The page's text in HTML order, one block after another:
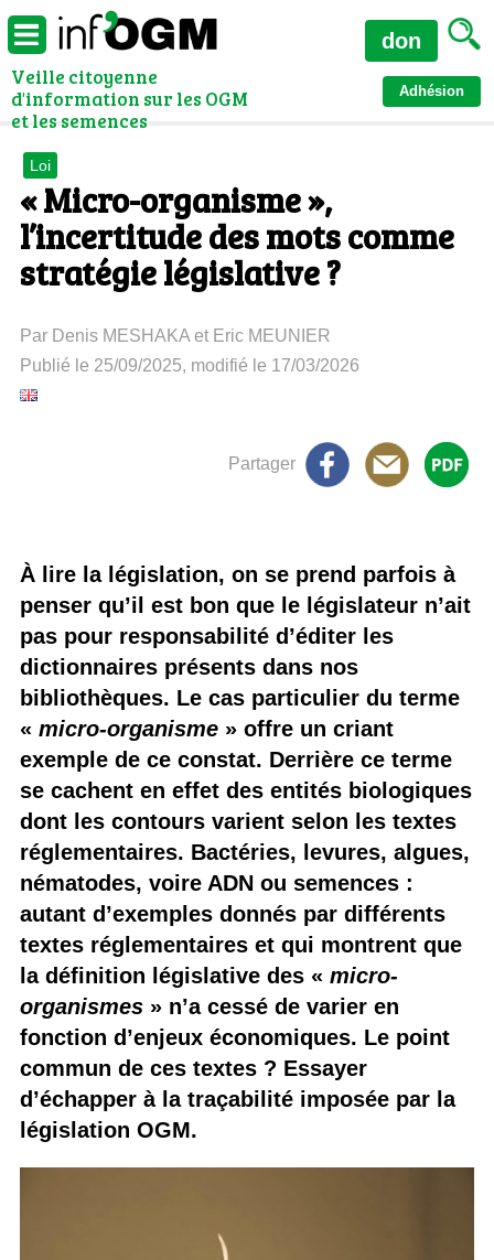
Veille citoyenne
d'information sur les OGM
et les semences
Adhésion
don
Loi
« Micro-organisme »,
l’incertitude des mots comme
stratégie législative ?
Par Denis MESHAKA et Eric MEUNIER
Publié le 25/09/2025, modifié le 17/03/2026
Partager
À lire la législation, on se prend parfois à
penser qu’il est bon que le législateur n’ait
pas pour responsabilité d’éditer les
dictionnaires présents dans nos
bibliothèques. Le cas particulier du terme
« micro-organisme» offre un criant
exemple de ce constat. Derrière ce terme
se cachent en effet des entités biologiques
dont les contours varient selon les textes
réglementaires. Bactéries, levures, algues,
nématodes, voire ADN ou semences :
autant d’exemples donnés par différents
textes réglementaires et qui montrent que
la définition législative des « micro-
organismes» n’a cessé de varier en
fonction d’enjeux économiques. Le point
commun de ces textes ? Essayer
d’échapper à la traçabilité imposée par la
législation OGM.